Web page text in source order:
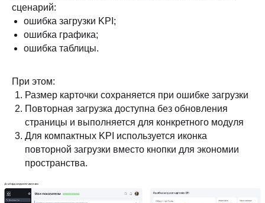
сценарий:
ошибка загрузки KPI;
ошибка графика;
ошибка таблицы.
При этом:
Размер карточки сохраняется при ошибке загрузки
Повторная загрузка доступна без обновления
страницы и выполняется для конкретного модуля
Для компактных KPI используется иконка
повторной загрузки вместо кнопки для экономии
пространства.